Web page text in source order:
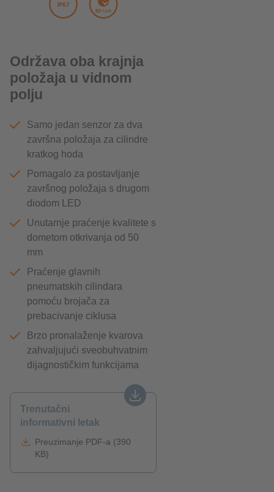
Održava oba krajnja
položaja u vidnom
polju
Samo jedan senzor za dva
završna položaja za cilindre
kratkog hoda
Pomagalo za postavljanje
završnog položaja s drugom
diodom LED
Unutarnje praćenje kvalitete s
dometom otkrivanja od 50
mm
Praćenje glavnih
pneumatskih cilindara
pomoću brojača za
prebacivanje ciklusa
Brzo pronalaženje kvarova
zahvaljujući sveobuhvatnim
dijagnostičkim funkcijama
Trenutačni
informativni letak
Preuzimanje PDF-a (390
KB)